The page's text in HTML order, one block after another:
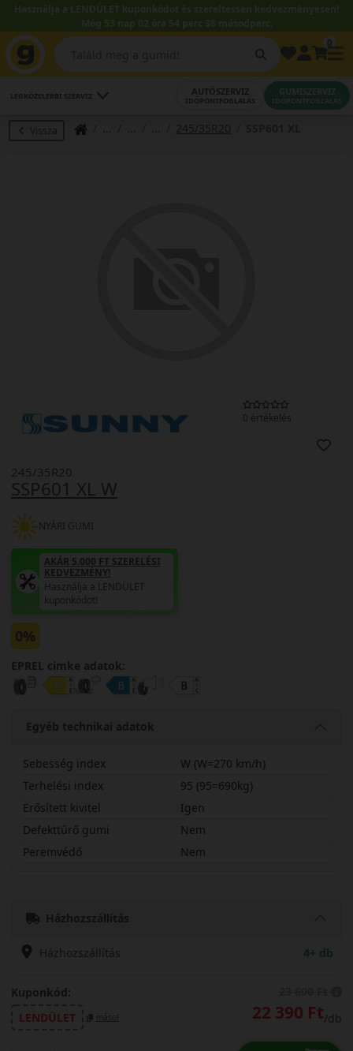
Használja a LENDÜLET kuponkódot és szereltessen kedvezményesen!
Még 53 nap 02 óra 54 perc 38 másodperc.
LEGKÖZELEBBI SZERVIZ AUTÓSZERVIZ
IDŐPONTFOGLALÁS
GUMISZERVIZ
IDŐPONTFOGLALÁS
Vissza 245/35R20
0 értékelés
SSP601 XL W
245/35R20
NYÁRI GUMI
AKÁR 5.000 FT SZERELÉSI
KEDVEZMÉNY!
Használja a LENDÜLET
kuponkódot!
0%
EPREL cimke adatok:
Egyéb technikai adatok
Sebesség index
W (W=270 km/h)
Terhelési index
95 (95=690kg)
Erősített kivitel
Igen
Defekttűrő gumi
Nem
Peremvédő
Nem
Házhozszállítás
Házhozszállítás 4+ db
Kuponkód:
LENDÜLET
másol 22 390 Ft/db